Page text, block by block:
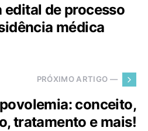
edital de processo
médica
PRÓXIMO ARTIGO —
conceito,
tratamento e mais!